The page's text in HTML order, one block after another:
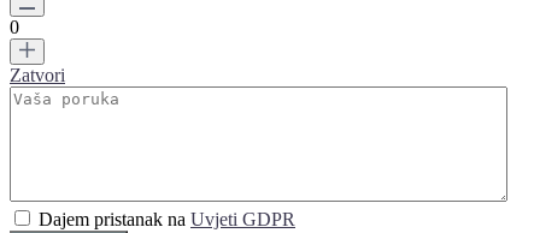
0
Zatvori
Dajem pristanak na Uvjeti GDPR